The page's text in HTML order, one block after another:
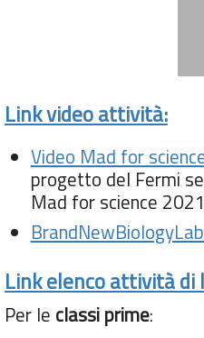
Link video attività:
Video Mad for
progetto del Fermi
Mad for science
Link elenco attività di
Per le classi prime: